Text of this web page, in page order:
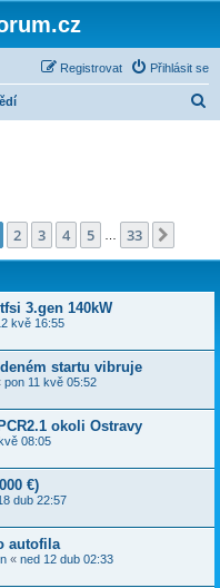
Přihlásit se
Registrovat
z 33
2 3 4 5 33
3.gen 140kW
kvě 16:55
startu vibruje
pon 11 kvě 05:52
okoli Ostravy
08:05
€)
dub 22:57
autofila
« ned 12 dub 02:33